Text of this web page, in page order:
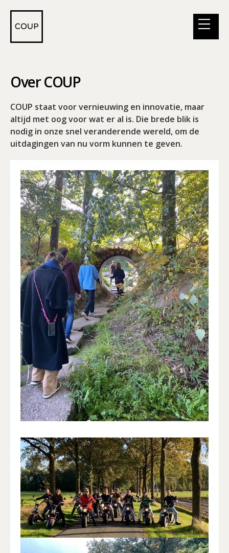
Over COUP
COUP staat voor vernieuwing en innovatie, maar
altijd met oog voor wat er al is. Die brede blik is
nodig in onze snel veranderende wereld, om de
uitdagingen van nu vorm kunnen te geven.